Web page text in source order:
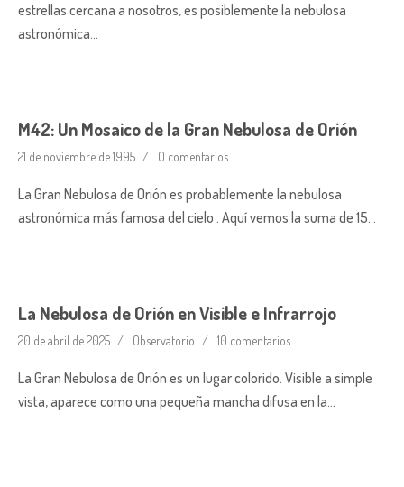
estrellas cercana a nosotros, es posiblemente la nebulosa
astronómica…
M42: Un Mosaico de la Gran Nebulosa de Orión
21 de noviembre de 1995 0 comentarios
La Gran Nebulosa de Orión es probablemente la nebulosa
astronómica más famosa del cielo . Aquí vemos la suma de 15…
La Nebulosa de Orión en Visible e Infrarrojo
20 de abril de 2025 Observatorio 10 comentarios
La Gran Nebulosa de Orión es un lugar colorido. Visible a simple
vista, aparece como una pequeña mancha difusa en la…